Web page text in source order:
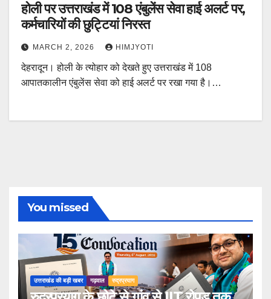
होली पर उत्तराखंड में 108 एंबुलेंस सेवा हाई अलर्ट पर,
कर्मचारियों की छुट्टियां निरस्त
MARCH 2, 2026 HIMJYOTI
देहरादून। होली के त्योहार को देखते हुए उत्तराखंड में 108
आपातकालीन एंबुलेंस सेवा को हाई अलर्ट पर रखा गया है।…
You missed
उत्तराखंड की बड़ी खबर गढ़वाल रुद्रप्रयाग